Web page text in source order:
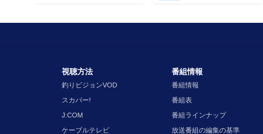
視聴方法
釣りビジョンVOD
スカパー!
J:COM
ケーブルテレビ
番組情報
番組情報
番組表
番組ラインナップ
放送番組の編集の基準